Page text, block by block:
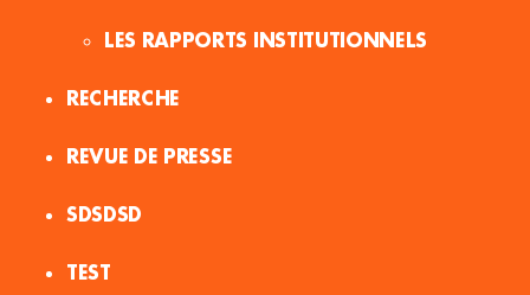
LES RAPPORTS INSTITUTIONNELS
RECHERCHE
REVUE DE PRESSE
SDSDSD
TEST